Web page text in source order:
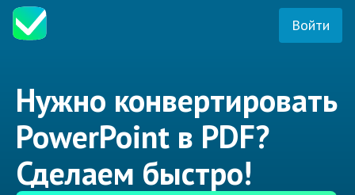
Войти
Нужно конвертировать
PowerPoint в PDF?
Сделаем быстро!